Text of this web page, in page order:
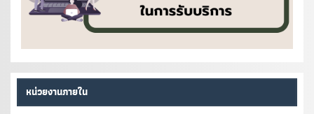
หน่วยงานภายใน